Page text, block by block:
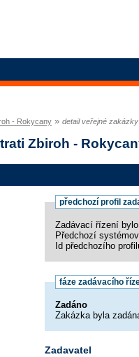
- Rokycany » detail veřejné zakázky
Zbiroh -
předchozí profil
Zadávací řízení
Předchozí
Id předchozího
fáze zadávacího
Zadáno
Zakázka byla
Zadavatel